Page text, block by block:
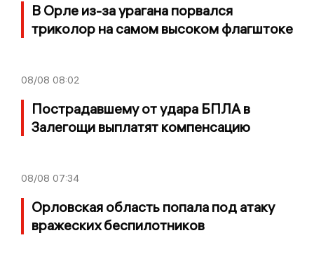
В Орле из-за урагана порвался
триколор на самом высоком флагштоке
08/08 08:02
Пострадавшему от удара БПЛА в
Залегощи выплатят компенсацию
08/08 07:34
Орловская область попала под атаку
вражеских беспилотников